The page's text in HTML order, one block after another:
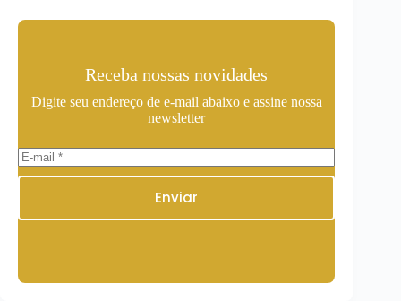
Receba nossas novidades
Digite seu endereço de e-mail abaixo e assine nossa
newsletter
Enviar